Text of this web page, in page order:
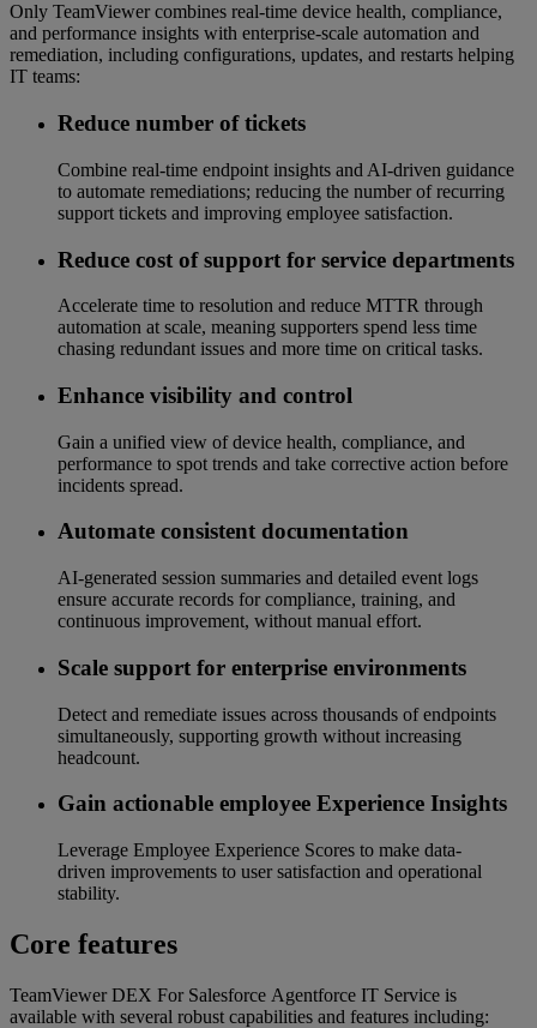
Only TeamViewer combines real‑time device health, compliance,
and performance insights with enterprise‑scale automation and
remediation, including configurations, updates, and restarts helping
IT teams:
Reduce number of tickets
Combine real‑time endpoint insights and AI‑driven guidance
to automate remediations; reducing the number of recurring
support tickets and improving employee satisfaction.
Reduce cost of support for service departments
Accelerate time to resolution and reduce MTTR through
automation at scale, meaning supporters spend less time
chasing redundant issues and more time on critical tasks.
Enhance visibility and control
Gain a unified view of device health, compliance, and
performance to spot trends and take corrective action before
incidents spread.
Automate consistent documentation
AI‑generated session summaries and detailed event logs
ensure accurate records for compliance, training, and
continuous improvement, without manual effort.
Scale support for enterprise environments
Detect and remediate issues across thousands of endpoints
simultaneously, supporting growth without increasing
headcount.
Gain actionable employee Experience Insights
Leverage Employee Experience Scores to make data-
driven improvements to user satisfaction and operational
stability.
Core features
TeamViewer DEX For Salesforce Agentforce IT Service is
available with several robust capabilities and features including: